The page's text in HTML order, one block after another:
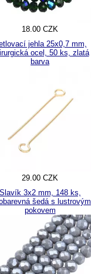
18.00 CZK
jehla 25x0,7 mm,
ocel, 50 ks, zlatá
barva
29.00 CZK
Slavík 3x2 mm, 148 ks,
šedá s lustrovým
pokovem